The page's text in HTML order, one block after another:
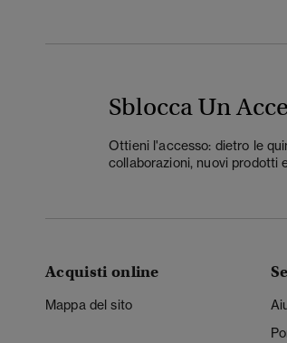
Sblocca Un
Ottieni l'accesso: dietro le
collaborazioni, nuovi prodotti
Acquisti online
Mappa del sito